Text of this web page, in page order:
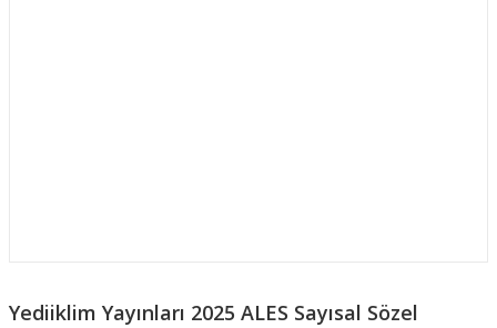
Yediiklim Yayınları 2025 ALES Sayısal Sözel